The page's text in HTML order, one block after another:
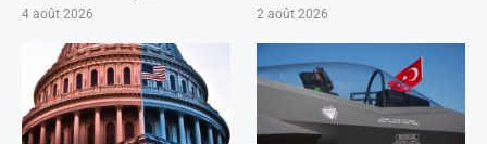
4 août 2026 2 août 2026